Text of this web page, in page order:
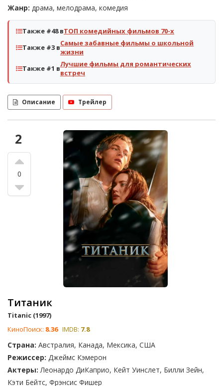
Жанр: драма, мелодрама, комедия
Также #48 вТОП комедийных фильмов 70-х
Также #3 вСамые забавные фильмы о школьной
жизни
Также #1 вЛучшие фильмы для романтических
встреч
Описание Трейлер
2
0
Титаник
Titanic (1997)
КиноПоиск: 8.36 IMDB: 7.8
Страна: Австралия, Канада, Мексика, США
Режиссер: Джеймс Кэмерон
Актеры: Леонардо ДиКаприо, Кейт Уинслет, Билли Зейн,
Кэти Бейтс, Фрэнсис Фишер